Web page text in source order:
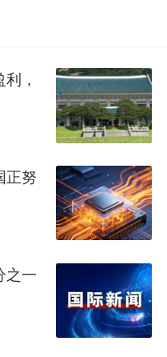
，
正努
之一